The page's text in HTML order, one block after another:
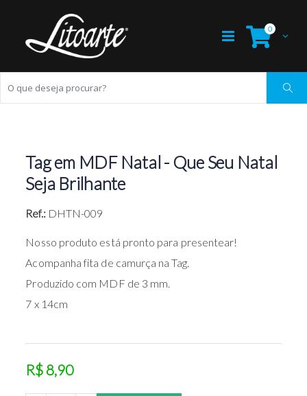
0
Tag em MDF Natal - Que Seu Natal
Seja Brilhante
Ref.: DHTN-009
Nosso produto está pronto para presentear!
Acompanha fita de camurça na Tag.
Produzido com MDF de 3 mm.
7 x 14cm
R$ 8,90